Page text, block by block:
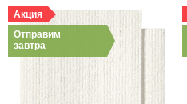
Акция
Отправим
завтра